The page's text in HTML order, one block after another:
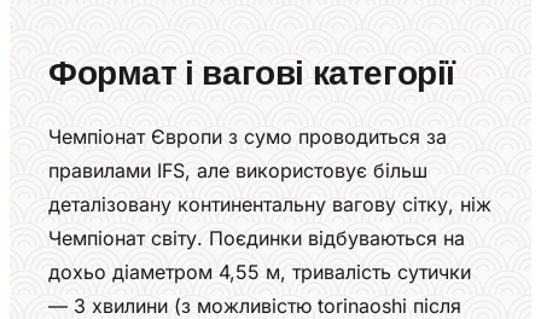
Формат і вагові категорії
Чемпіонат Європи з сумо проводиться за
правилами IFS, але використовує більш
деталізовану континентальну вагову сітку, ніж
Чемпіонат світу. Поєдинки відбуваються на
дохьо діаметром 4,55 м, тривалість сутички
— 3 хвилини (з можливістю torinaoshi після